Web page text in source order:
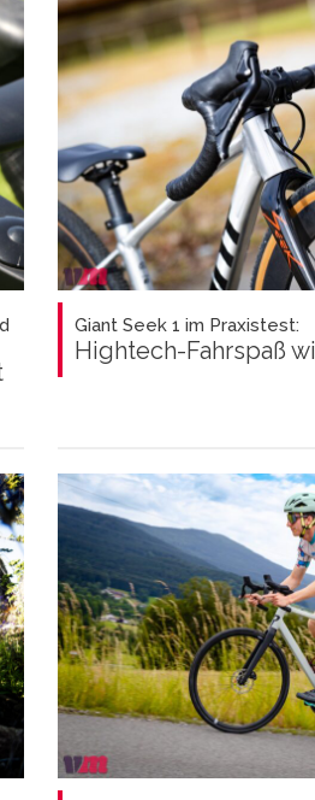
Giant Seek 1 im Praxistest:
Hightech-Fahrspaß